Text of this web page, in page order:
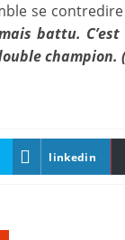
se contredire
battu.
champion.
linkedin